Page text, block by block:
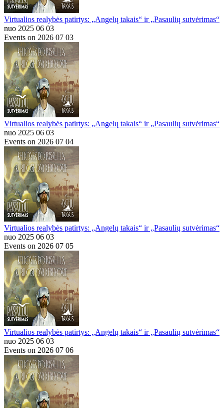
Virtualios realybės patirtys: „Angelų takais“ ir „Pasaulių sutvėrimas“
nuo 2025 06 03
Events on 2026 07 03
Virtualios realybės patirtys: „Angelų takais“ ir „Pasaulių sutvėrimas“
nuo 2025 06 03
Events on 2026 07 04
Virtualios realybės patirtys: „Angelų takais“ ir „Pasaulių sutvėrimas“
nuo 2025 06 03
Events on 2026 07 05
Virtualios realybės patirtys: „Angelų takais“ ir „Pasaulių sutvėrimas“
nuo 2025 06 03
Events on 2026 07 06